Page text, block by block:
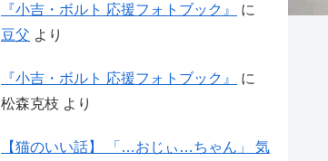
『小吉・ボルト 応援フォトブック』
に
豆父 より
『小吉・ボルト 応援フォトブック』
に
松森克枝 より
【猫のいい話】 「…おじぃ…ちゃん」 気